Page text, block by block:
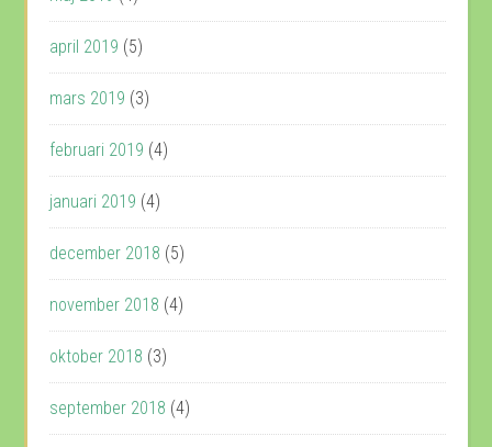
april 2019 (5)
mars 2019 (3)
februari 2019 (4)
januari 2019 (4)
december 2018 (5)
november 2018 (4)
oktober 2018 (3)
september 2018 (4)